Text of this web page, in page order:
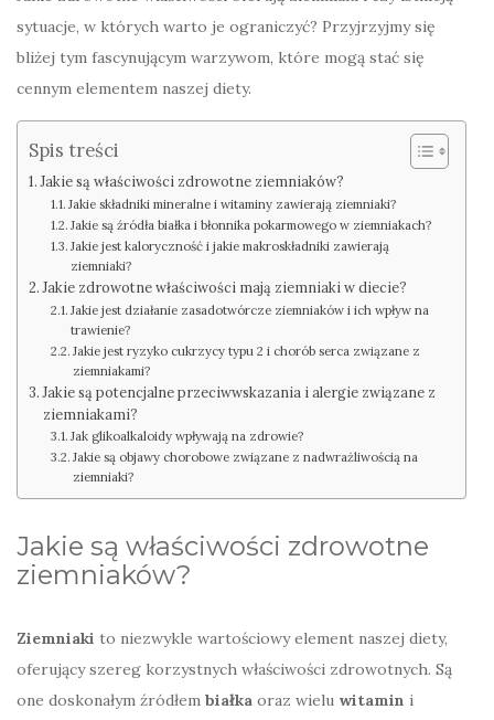
sytuacje, w których warto je ograniczyć? Przyjrzyjmy się
bliżej tym fascynującym warzywom, które mogą stać się
cennym elementem naszej diety.
Spis treści
Jakie są właściwości zdrowotne ziemniaków?
Jakie składniki mineralne i witaminy zawierają ziemniaki?
Jakie są źródła białka i błonnika pokarmowego w ziemniakach?
Jakie jest kaloryczność i jakie makroskładniki zawierają
ziemniaki?
Jakie zdrowotne właściwości mają ziemniaki w diecie?
Jakie jest działanie zasadotwórcze ziemniaków i ich wpływ na
trawienie?
Jakie jest ryzyko cukrzycy typu 2 i chorób serca związane z
ziemniakami?
Jakie są potencjalne przeciwwskazania i alergie związane z
ziemniakami?
Jak glikoalkaloidy wpływają na zdrowie?
Jakie są objawy chorobowe związane z nadwrażliwością na
ziemniaki?
Jakie są właściwości zdrowotne
ziemniaków?
Ziemniaki to niezwykle wartościowy element naszej diety,
oferujący szereg korzystnych właściwości zdrowotnych. Są
one doskonałym źródłem białka oraz wielu witamin i